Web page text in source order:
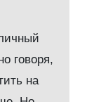
говоря,
на